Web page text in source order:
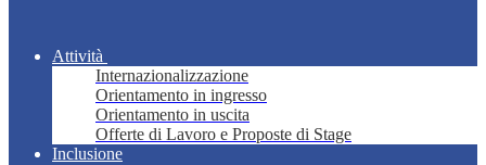
Attività
Internazionalizzazione
Orientamento in ingresso
Orientamento in uscita
Offerte di Lavoro e Proposte di Stage
Inclusione